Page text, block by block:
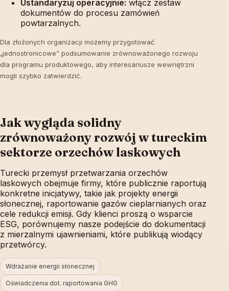
Ustandaryzuj operacyjnie: włącz zestaw
dokumentów do procesu zamówień
powtarzalnych.
Dla złożonych organizacji możemy przygotować
„jednostronicowe” podsumowanie zrównoważonego rozwoju
dla programu produktowego, aby interesariusze wewnętrzni
mogli szybko zatwierdzić.
Jak wygląda solidny
zrównoważony rozwój w tureckim
sektorze orzechów laskowych
Turecki przemysł przetwarzania orzechów
laskowych obejmuje firmy, które publicznie raportują
konkretne inicjatywy, takie jak projekty energii
słonecznej, raportowanie gazów cieplarnianych oraz
cele redukcji emisji. Gdy klienci proszą o wsparcie
ESG, porównujemy nasze podejście do dokumentacji
z mierzalnymi ujawnieniami, które publikują wiodący
przetwórcy.
Wdrażanie energii słonecznej
Oświadczenia dot. raportowania GHG